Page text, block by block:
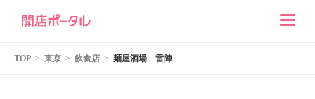
TOP 東京 飲食店 麺屋酒場 雷陣